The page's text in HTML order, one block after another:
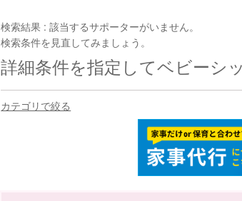
検索結果 :該当するサポーターがいません。
検索条件を見直してみましょう。
詳細条件を指定してベビーシ
カテゴリで絞る